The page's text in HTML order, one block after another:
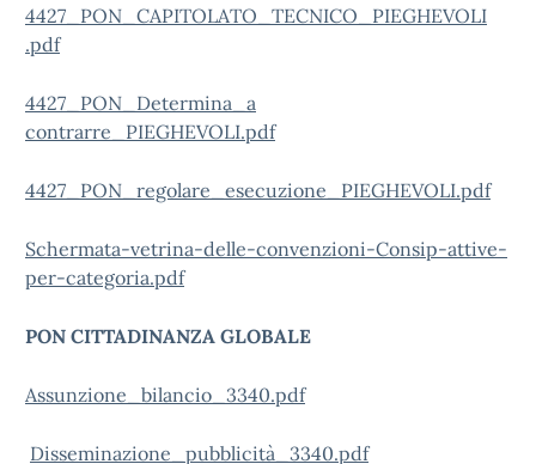
4427_PON_CAPITOLATO_TECNICO_PIEGHEVOLI
.pdf
4427_PON_Determina_a
contrarre_PIEGHEVOLI.pdf
4427_PON_regolare_esecuzione_PIEGHEVOLI.pdf
Schermata-vetrina-delle-convenzioni-Consip-attive-
per-categoria.pdf
PON CITTADINANZA GLOBALE
Assunzione_bilancio_3340.pdf
Disseminazione_pubblicità_3340.pdf